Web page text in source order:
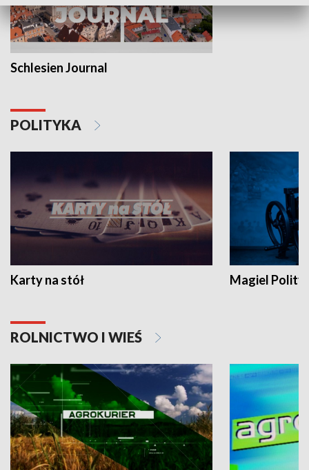
Schlesien Journal
POLITYKA
Karty na stół Magiel
ROLNICTWO I WIEŚ